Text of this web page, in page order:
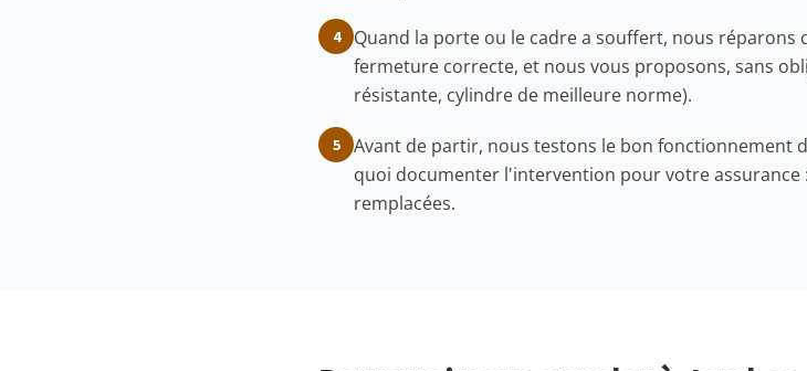
4
Quand la porte ou le cadre a souffert, nous
fermeture correcte, et nous vous proposons, sans
résistante, cylindre de meilleure norme).
5
Avant de partir, nous testons le bon fonctionnement
quoi documenter l'intervention pour votre assurance
remplacées.